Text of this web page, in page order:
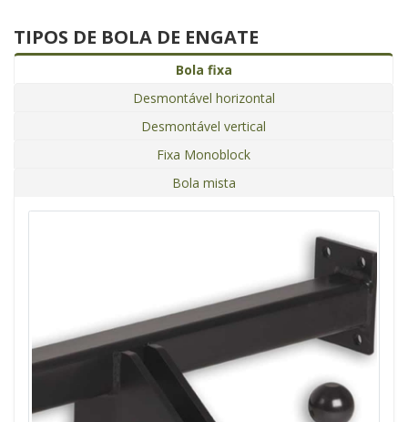
TIPOS DE BOLA DE ENGATE
Bola fixa
Desmontável horizontal
Desmontável vertical
Fixa Monoblock
Bola mista